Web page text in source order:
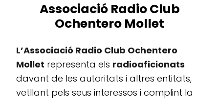
Associació Radio Club
Ochentero Mollet
L’Associació Radio Club Ochentero
Mollet representa els radioaficionats
davant de les autoritats i altres entitats,
vetllant pels seus interessos i complint la